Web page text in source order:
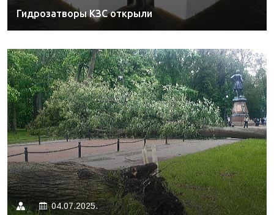
Гидрозатворы КЗС открыли
04.07.2025.